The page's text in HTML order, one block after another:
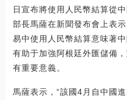
日宣布將使用人民幣結算從
部長馬薩在新聞發布會上表
易中使用人民幣結算意味著
有助于加強阿根廷外匯儲備
有重要意義。
馬薩表示，“該國4月自中國